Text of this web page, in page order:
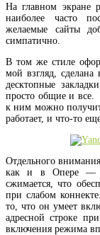
На главном экране
наиболее часто
желаемые сайты
симпатично.
В том же стиле
мой взгляд,
десктопные
просто общие и все.
к ним можно
работает, и что-то
Отдельного
как и в Опере —
сжимается, что
при слабом
то, что он умеет
адресной строке
включения режима